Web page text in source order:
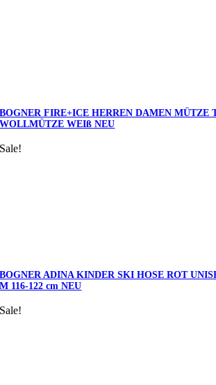
BOGNER FIRE+ICE HERREN DAMEN MÜTZE
WOLLMÜTZE WEIß NEU
Sale!
BOGNER ADINA KINDER SKI HOSE ROT
M 116-122 cm NEU
Sale!